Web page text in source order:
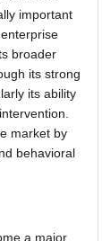
important
broader
its strong
its ability
market by
behavioral
a major